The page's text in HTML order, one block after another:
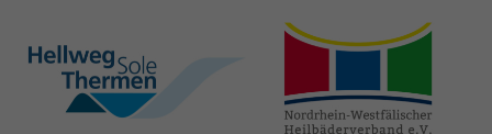
hellweg-sole-
thermen.de
heilbaeder.de